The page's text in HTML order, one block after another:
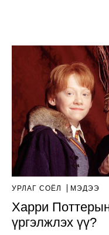
УРЛАГ СОЁЛ МЭДЭЭ
Харри
үргэлжлэх үү?